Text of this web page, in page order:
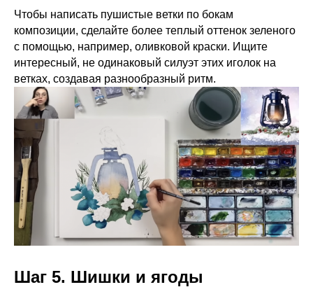
Чтобы написать пушистые ветки по бокам
композиции, сделайте более теплый оттенок зеленого
с помощью, например, оливковой краски. Ищите
интересный, не одинаковый силуэт этих иголок на
ветках, создавая разнообразный ритм.
Шаг 5. Шишки и ягоды